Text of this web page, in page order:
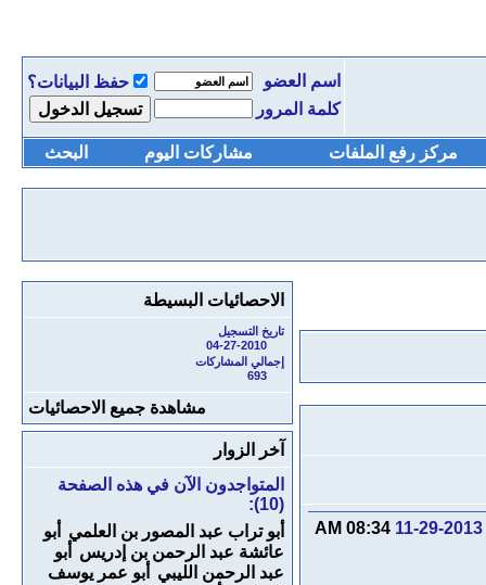
اسم العضو
حفظ البيانات؟
كلمة المرور
مركز رفع الملفات مشاركات اليوم البحث
11-29-2013
08:34 AM
الاحصائيات البسيطة
تاريخ التسجيل
04-27-2010
إجمالي المشاركات
693
مشاهدة جميع الاحصائيات
آخر الزوار
المتواجدون الآن في هذه الصفحة
(10):
أبو تراب عبد المصور بن العلمي
أبو
عائشة عبد الرحمن بن إدريس
أبو
عبد الرحمن الليبي
أبو عمر يوسف